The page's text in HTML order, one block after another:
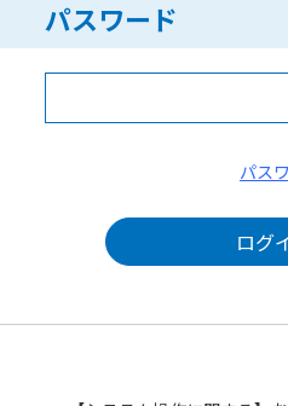
パスワード
パス